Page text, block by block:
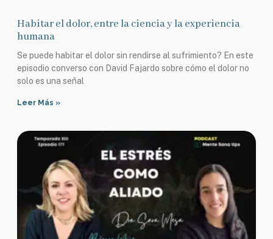
Habitar el dolor, entre la ciencia y la experiencia
humana
Se puede habitar el dolor sin rendirse al sufrimiento? En este
episodio converso con David Fajardo sobre cómo el dolor no
solo es una señal
Leer Más »